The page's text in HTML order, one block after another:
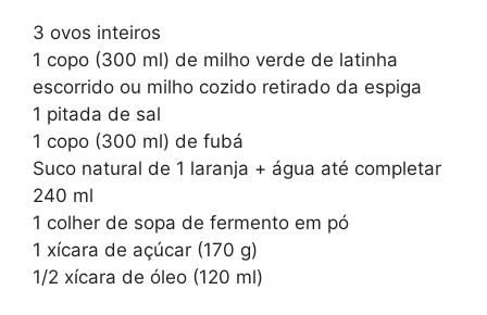
3 ovos inteiros
1 copo (300 ml) de milho verde de latinha
escorrido ou milho cozido retirado da espiga
1 pitada de sal
1 copo (300 ml) de fubá
Suco natural de 1 laranja + água até completar
240 ml
1 colher de sopa de fermento em pó
1 xícara de açúcar (170 g)
1/2 xícara de óleo (120 ml)